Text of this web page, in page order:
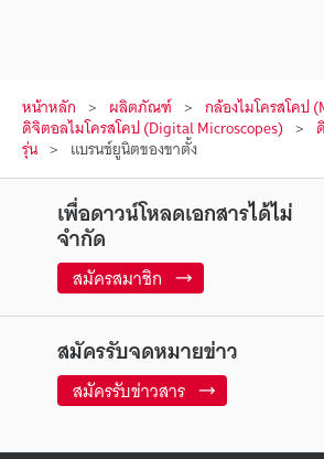
หน้าหลัก ผลิตภัณฑ์ กล้องไมโครสโคป
ดิจิตอลไมโครสโคป (Digital Microscopes)
รุ่น แบรนช์ยูนิตของขาตั้ง
เพื่อดาวน์โหลดเอกสารได้ไม่
จำกัด
สมัครสมาชิก
สมัครรับจดหมายข่าว
สมัครรับข่าวสาร